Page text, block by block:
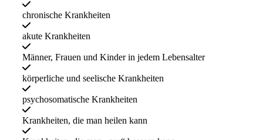
chronische Krankheiten
akute Krankheiten
Männer, Frauen und Kinder in jedem Lebensalter
körperliche und seelische Krankheiten
psychosomatische Krankheiten
Krankheiten, die man heilen kann